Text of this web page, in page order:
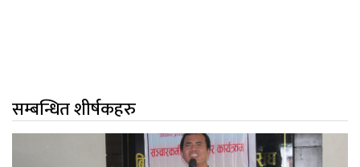
सम्बन्धित शीर्षकहरु